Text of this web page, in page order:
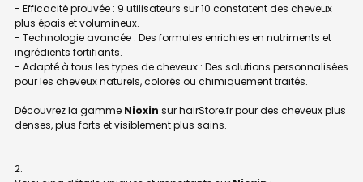
- Efficacité prouvée : 9 utilisateurs sur 10 constatent des cheveux
plus épais et volumineux.
- Technologie avancée : Des formules enrichies en nutriments et
ingrédients fortifiants.
- Adapté à tous les types de cheveux : Des solutions personnalisées
pour les cheveux naturels, colorés ou chimiquement traités.
Découvrez la gamme Nioxin sur hairStore.fr pour des cheveux plus
denses, plus forts et visiblement plus sains.